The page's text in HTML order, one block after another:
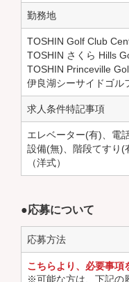
勤務地
TOSHIN Golf Club
TOSHIN さくら Hills
TOSHIN Princeville
伊良湖シーサイドゴル
求人条件特記事項
エレベーター(有)、電
設備(無)、階段てすり(
（洋式）
●応募について
応募方法
こちらより、必要事項
※可能な方は、下記の